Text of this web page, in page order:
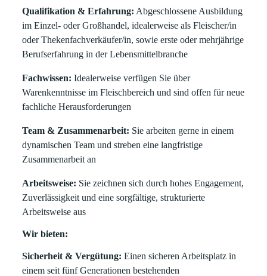
Qualifikation & Erfahrung: Abgeschlossene Ausbildung
im Einzel- oder Großhandel, idealerweise als Fleischer/in
oder Thekenfachverkäufer/in, sowie erste oder mehrjährige
Berufserfahrung in der Lebensmittelbranche
Fachwissen: Idealerweise verfügen Sie über
Warenkenntnisse im Fleischbereich und sind offen für neue
fachliche Herausforderungen
Team & Zusammenarbeit: Sie arbeiten gerne in einem
dynamischen Team und streben eine langfristige
Zusammenarbeit an
Arbeitsweise: Sie zeichnen sich durch hohes Engagement,
Zuverlässigkeit und eine sorgfältige, strukturierte
Arbeitsweise aus
Wir bieten:
Sicherheit & Vergütung: Einen sicheren Arbeitsplatz in
einem seit fünf Generationen bestehenden